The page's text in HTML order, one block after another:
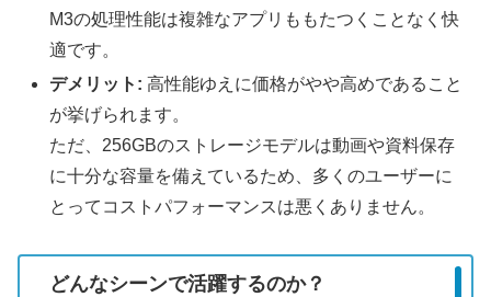
M3の処理性能は複雑なアプリももたつくことなく快
適です。
デメリット: 高性能ゆえに価格がやや高めであること
が挙げられます。
ただ、256GBのストレージモデルは動画や資料保存
に十分な容量を備えているため、多くのユーザーに
とってコストパフォーマンスは悪くありません。
どんなシーンで活躍するのか？